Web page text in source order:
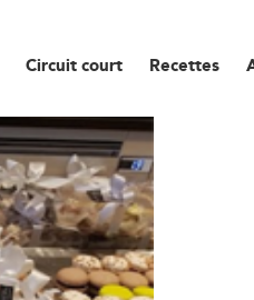
Circuit court Recettes